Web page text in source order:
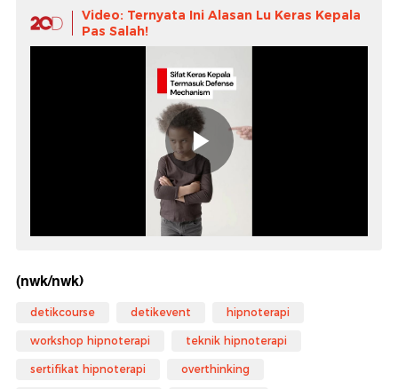
Video: Ternyata Ini Alasan Lu Keras Kepala
Pas Salah!
(nwk/nwk)
detikcourse detikevent hipnoterapi
workshop hipnoterapi teknik hipnoterapi
sertifikat hipnoterapi overthinking